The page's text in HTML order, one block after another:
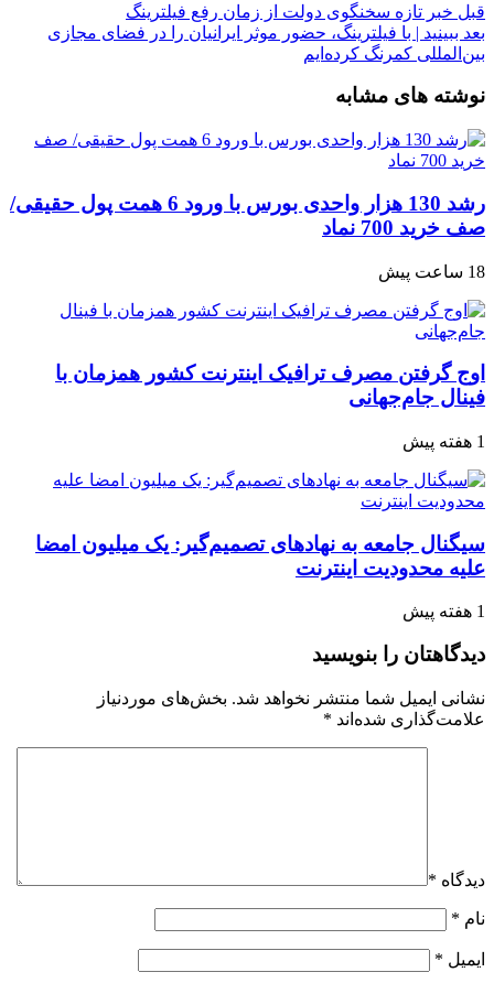
قبل خبر تازه سخنگوی دولت از زمان رفع فیلترینگ
بعد ببینید | با فیلترینگ، حضور موثر ایرانیان را در فضای مجازی
بین‌المللی کمرنگ کرده‌ایم
نوشته های مشابه
رشد 130 هزار واحدی بورس با ورود 6 همت پول حقیقی/
صف خرید 700 نماد
18 ساعت پیش
اوج گرفتن مصرف ترافیک اینترنت کشور همزمان با
فینال جام‌جهانی
1 هفته پیش
سیگنال جامعه به نهادهای تصمیم‌گیر: یک میلیون امضا
علیه محدودیت اینترنت
1 هفته پیش
دیدگاهتان را بنویسید
نشانی ایمیل شما منتشر نخواهد شد. بخش‌های موردنیاز
علامت‌گذاری شده‌اند *
دیدگاه *
نام *
ایمیل *